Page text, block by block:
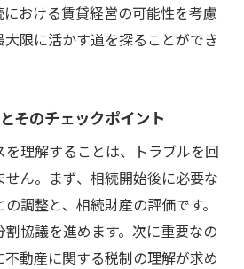
活用するためのアドバイス
る最新の法改正をチェック
産市場の現状分析
因とその影響
力を高めるための戦略
画とその将来性
おける賃貸経営の可能性を考慮
限に活かす道を探ることができ
そのチェックポイント
理解することは、トラブルを回
ん。まず、相続開始後に必要な
調整と、相続財産の評価です。
協議を進めます。次に重要なの
動産に関する税制の理解が求め